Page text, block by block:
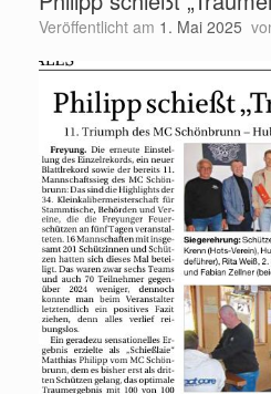
Veröffentlicht am 1. Mai 2025